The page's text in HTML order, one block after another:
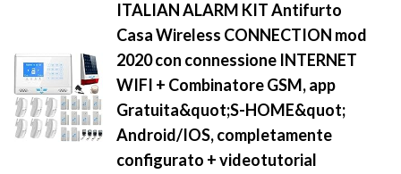
ITALIAN ALARM KIT Antifurto
Casa Wireless CONNECTION mod
2020 con connessione INTERNET
WIFI + Combinatore GSM, app
Gratuita&quot;S-HOME&quot;
Android/IOS, completamente
configurato + videotutorial